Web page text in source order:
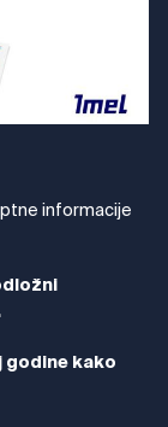
informacije
godine kako